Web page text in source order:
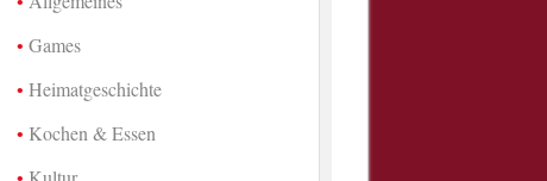
Games
Heimatgeschichte
Kochen & Essen